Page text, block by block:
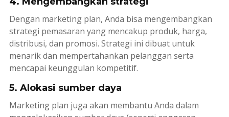
Dengan marketing plan, Anda bisa mengembangkan
strategi pemasaran yang mencakup produk, harga,
distribusi, dan promosi. Strategi ini dibuat untuk
menarik dan mempertahankan pelanggan serta
mencapai keunggulan kompetitif.
5. Alokasi sumber daya
Marketing plan juga akan membantu Anda dalam